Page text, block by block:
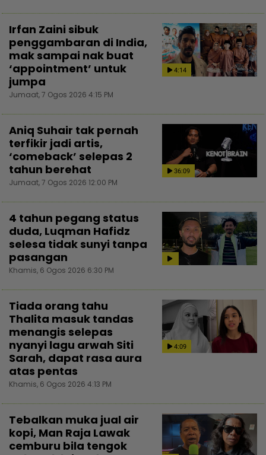
4:14
Irfan Zaini sibuk
penggambaran di India,
mak sampai nak buat
‘appointment’ untuk
jumpa
Jumaat, 7 Ogos 2026 4:15 PM
36:09
Aniq Suhair tak pernah
terfikir jadi artis,
‘comeback’ selepas 2
tahun berehat
Jumaat, 7 Ogos 2026 12:00 PM
4 tahun pegang status
duda, Luqman Hafidz
selesa tidak sunyi tanpa
pasangan
Khamis, 6 Ogos 2026 6:30 PM
4:09
Tiada orang tahu
Thalita masuk tandas
menangis selepas
nyanyi lagu arwah Siti
Sarah, dapat rasa aura
atas pentas
Khamis, 6 Ogos 2026 4:13 PM
Tebalkan muka jual air
kopi, Man Raja Lawak
cemburu bila tengok